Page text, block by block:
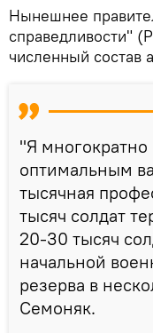
Нынешнее
справедливости"
численный состав
"Я многократно
оптимальным
тысячная
тысяч солдат
20-30 тысяч
начальной
резерва в
Семоняк.